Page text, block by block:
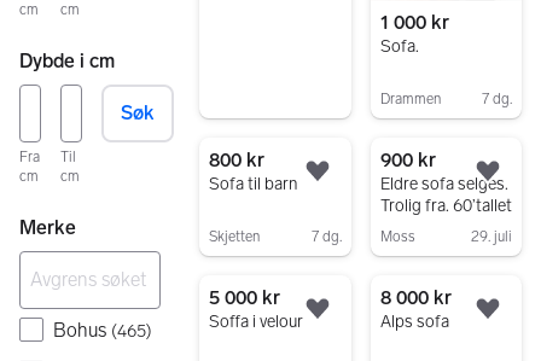
cm
cm
Dybde i cm
Fra
cm
Til
cm
Søk
Merke
Bohus (465)
1 000 kr
Sofa.
Drammen 7 dg.
800 kr
Sofa til barn
Skjetten 7 dg.
Legg til som favoritt.
900 kr
Eldre sofa selges.
Trolig fra. 60’tallet
Moss 29. juli
5 000 kr
Soffa i velour Legg til som favoritt.
8 000 kr
Alps sofa